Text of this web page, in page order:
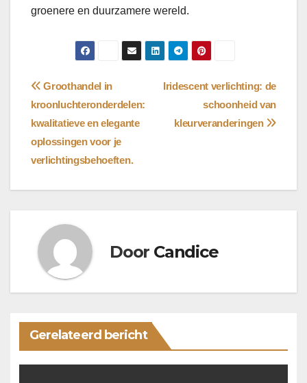
groenere en duurzamere wereld.
Bericht
navigatie
Iridescent verlichting: de
schoonheid van
kleurveranderingen
Groothandel in
kroonluchteronderdelen:
kwalitatieve en elegante
oplossingen voor je
verlichtingsbehoeften.
Door Candice
Gerelateerd bericht